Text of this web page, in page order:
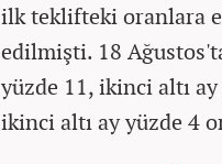
ilk teklifteki oranlara
edilmişti. 18
yüzde 11, ikinci altı
ikinci altı ay yüzde 4